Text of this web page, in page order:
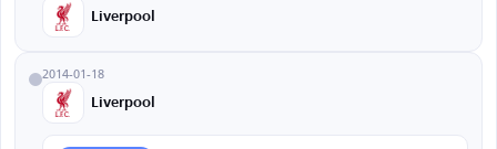
Liverpool
2014-01-18
Liverpool